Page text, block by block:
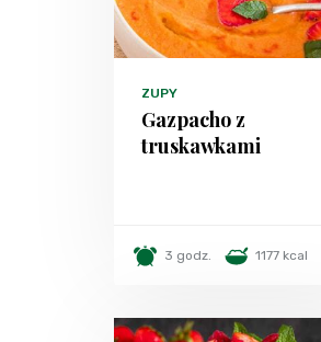
ZUPY
Gazpacho z
truskawkami
3 godz. 1177 kcal